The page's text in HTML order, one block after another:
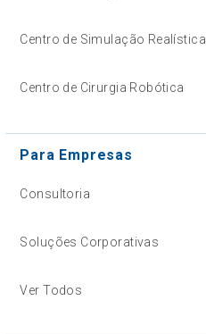
Centro de Simulação Realística
Centro de Cirurgia Robótica
Para Empresas
Consultoria
Soluções Corporativas
Ver Todos